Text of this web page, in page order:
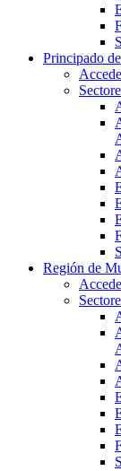
Principado
Región de